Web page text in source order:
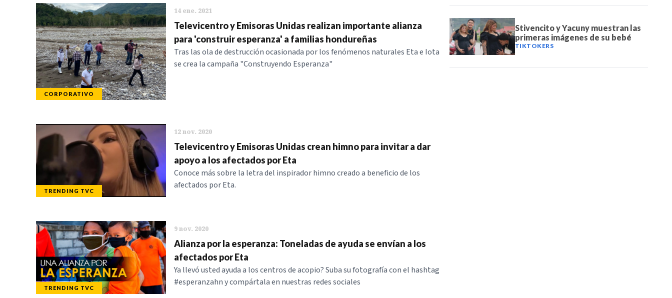
CORPORATIVO
14 ene. 2021
Televicentro y Emisoras Unidas realizan importante alianza
para 'construir esperanza' a familias hondureñas
Tras las ola de destrucción ocasionada por los fenómenos naturales Eta e Iota
se crea la campaña "Construyendo Esperanza"
TRENDING TVC
12 nov. 2020
Televicentro y Emisoras Unidas crean himno para invitar a dar
apoyo a los afectados por Eta
Conoce más sobre la letra del inspirador himno creado a beneficio de los
afectados por Eta.
TRENDING TVC
9 nov. 2020
Alianza por la esperanza: Toneladas de ayuda se envían a los
afectados por Eta
Ya llevó usted ayuda a los centros de acopio? Suba su fotografía con el hashtag
#esperanzahn y compártala en nuestras redes sociales
Stivencito y Yacuny muestran las
primeras imágenes de su bebé
TIKTOKERS